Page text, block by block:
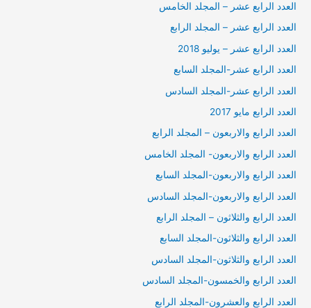
العدد الرابع عشر – المجلد الخامس
العدد الرابع عشر – المجلد الرابع
العدد الرابع عشر – يوليو 2018
العدد الرابع عشر-المجلد السابع
العدد الرابع عشر-المجلد السادس
العدد الرابع مايو 2017
العدد الرابع والاربعون – المجلد الرابع
العدد الرابع والاربعون- المجلد الخامس
العدد الرابع والاربعون-المجلد السابع
العدد الرابع والاربعون-المجلد السادس
العدد الرابع والثلاثون – المجلد الرابع
العدد الرابع والثلاثون-المجلد السابع
العدد الرابع والثلاثون-المجلد السادس
العدد الرابع والخمسون-المجلد السادس
العدد الرابع والعشرون-المجلد الرابع